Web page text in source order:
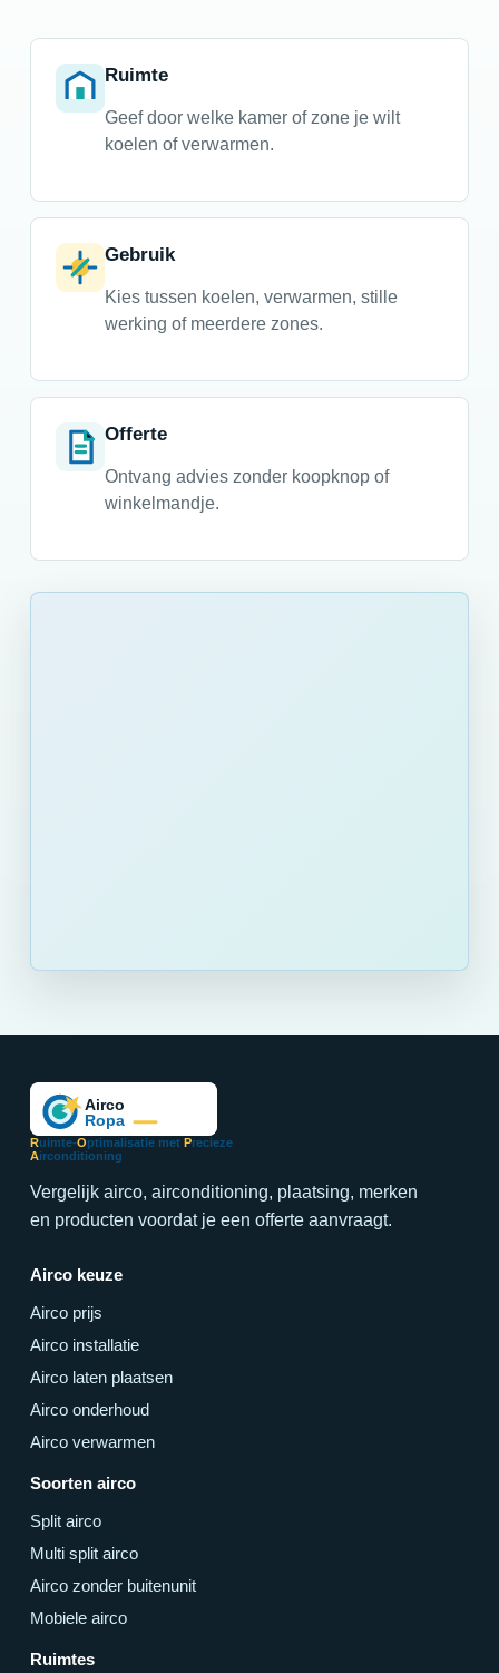
Ruimte
Geef door welke kamer of zone je wilt
koelen of verwarmen.
Gebruik
Kies tussen koelen, verwarmen, stille
werking of meerdere zones.
Offerte
Ontvang advies zonder koopknop of
winkelmandje.
Ruimte-Optimalisatie met Precieze
Airconditioning
Vergelijk airco, airconditioning, plaatsing, merken
en producten voordat je een offerte aanvraagt.
Airco keuze
Airco prijs
Airco installatie
Airco laten plaatsen
Airco onderhoud
Airco verwarmen
Soorten airco
Split airco
Multi split airco
Airco zonder buitenunit
Mobiele airco
Ruimtes